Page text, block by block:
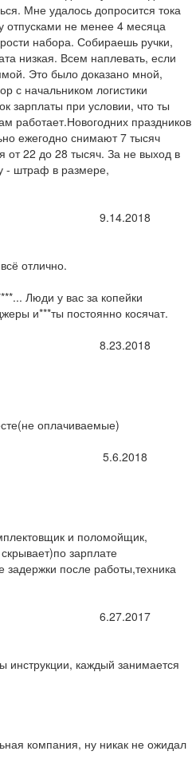
Мне удалось допросится тока
отпусками не менее 4 месяца
набора. Собираешь ручки,
низкая. Всем наплевать, если
Это было доказано мной,
с начальником логистики
зарплаты при условии, что ты
работает.Новогодних праздников
ежегодно снимают 7 тысяч
от 22 до 28 тысяч. За не выход в
- штраф в размере,
9.14.2018
отлично.
Люди у вас за копейки
и***ты постоянно косячат.
8.23.2018
оплачиваемые)
5.6.2018
и поломойщик,
зарплате
после работы,техника
6.27.2017
инструкции, каждый занимается
компания, ну никак не ожидал